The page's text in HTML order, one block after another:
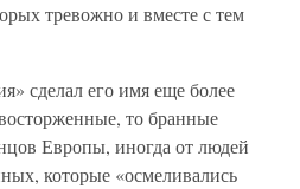
тревожно и вместе с тем
сделал его имя еще более
то бранные
Европы, иногда от людей
которые «осмеливались